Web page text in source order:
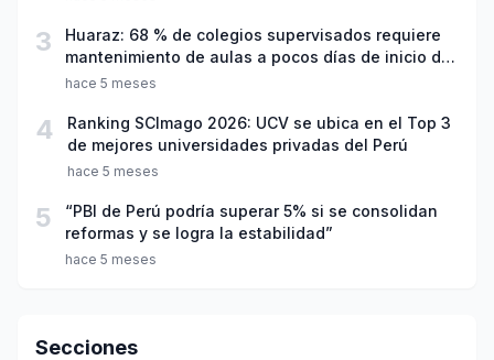
3
Huaraz: 68 % de colegios supervisados requiere
mantenimiento de aulas a pocos días de inicio del
año escolar 2026
hace 5 meses
4
Ranking SCImago 2026: UCV se ubica en el Top 3
de mejores universidades privadas del Perú
hace 5 meses
5
“PBI de Perú podría superar 5% si se consolidan
reformas y se logra la estabilidad”
hace 5 meses
Secciones